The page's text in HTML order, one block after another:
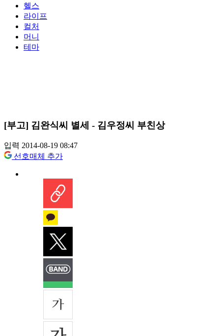
헬스
라이프
컬처
머니
테마
[부고] 김완식씨 별세 - 김우정씨 부친상
입력 2014-08-19 08:47
선호매체 추가